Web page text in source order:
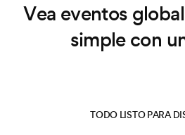
Vea eventos
simple con
TODO LISTO PARA